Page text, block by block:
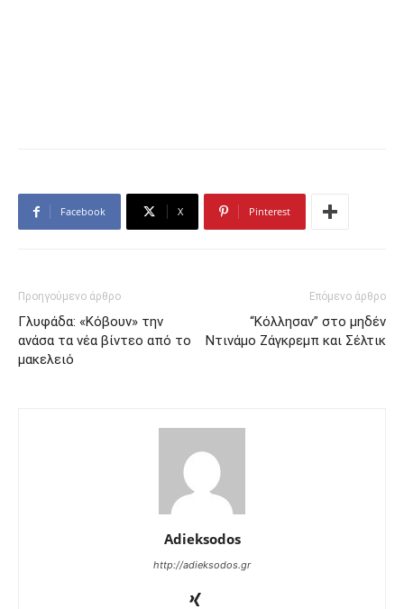
Facebook X Pinterest
Προηγούμενο άρθρο
Γλυφάδα: «Κόβουν» την
ανάσα τα νέα βίντεο από το
μακελειό
Επόμενο άρθρο
“Κόλλησαν” στο μηδέν
Ντινάμο Ζάγκρεμπ και Σέλτικ
Adieksodos
http://adieksodos.gr